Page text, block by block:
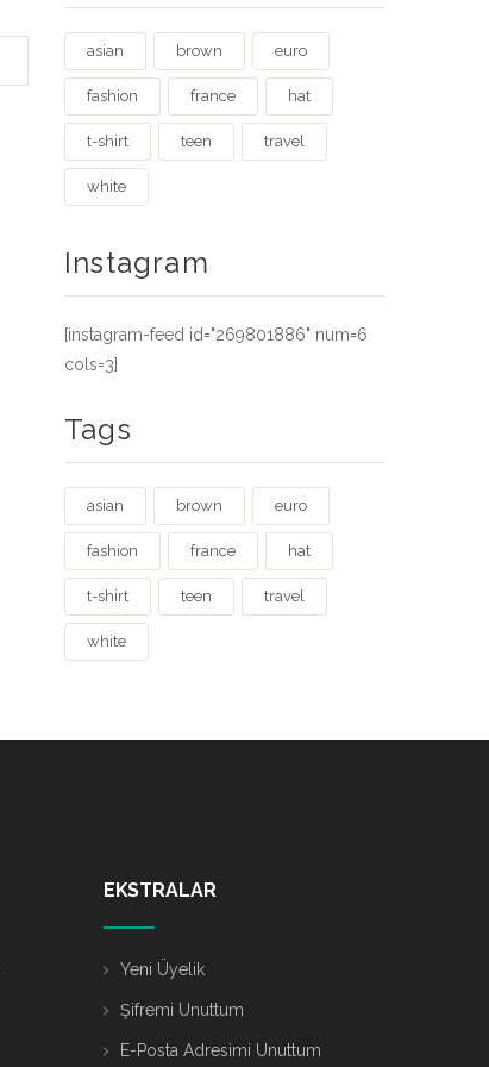
asian brown euro
fashion france hat
t-shirt teen travel
white
Instagram
[instagram-feed id="269801886" num=6
cols=3]
Tags
asian brown euro
fashion france hat
t-shirt teen travel
white
EKSTRALAR
Yeni Üyelik
Şifremi Unuttum
E-Posta Adresimi Unuttum